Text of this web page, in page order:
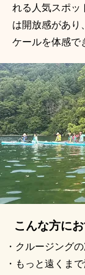
れる人気スポッ
は開放感があり
ケールを体感で
こんな方に
・クルージング
・もっと遠くま